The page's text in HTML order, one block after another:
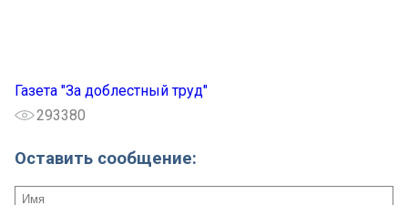
Газета "За доблестный труд"
293380
Оставить сообщение: